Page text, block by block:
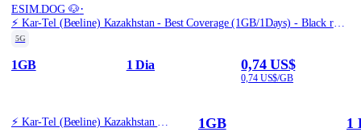
ESIM.DOG 🐶·
⚡️ Kar-Tel (Beeline) Kazakhstan - Best Coverage (1GB/1Days) - Black route
5G
1GB 1 Dia 0,74 US$
0,74 US$/GB
1GB 1